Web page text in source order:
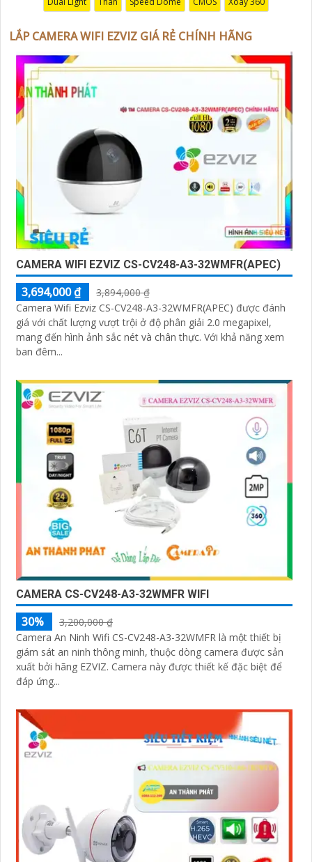
LẮP CAMERA WIFI EZVIZ GIÁ RẺ CHÍNH HÃNG
CAMERA WIFI EZVIZ CS-CV248-A3-32WMFR(APEC)
3,694,000 ₫
3,894,000 ₫
Camera Wifi Ezviz CS-CV248-A3-32WMFR(APEC) được đánh
giá với chất lượng vượt trội ở độ phân giải 2.0 megapixel,
mang đến hình ảnh sắc nét và chân thực. Với khả năng xem
ban đêm...
CAMERA CS-CV248-A3-32WMFR WIFI
30%
3,200,000 ₫
Camera An Ninh Wifi CS-CV248-A3-32WMFR là một thiết bị
giám sát an ninh thông minh, thuộc dòng camera được sản
xuất bởi hãng EZVIZ. Camera này được thiết kế đặc biệt để
đáp ứng...